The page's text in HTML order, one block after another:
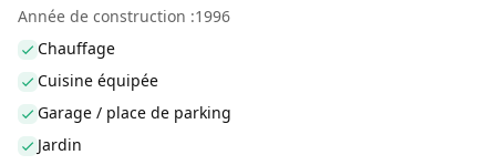
Année de construction :1996
Chauffage
Cuisine équipée
Garage / place de parking
Jardin